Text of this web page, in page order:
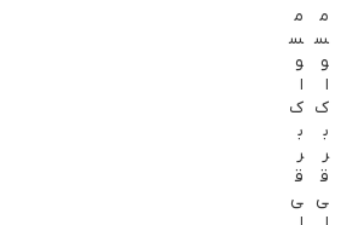
م
س
و
ا
ک
ب
ر
ق
ی
م
س
و
ا
ک
ب
ر
ق
ی